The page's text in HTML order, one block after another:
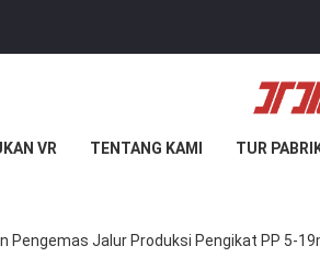
VR TENTANG KAMI TUR
Pengemas Jalur Produksi Pengikat PP 5-